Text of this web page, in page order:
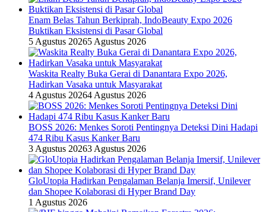
Enam Belas Tahun Berkiprah, IndoBeauty Expo 2026
Buktikan Eksistensi di Pasar Global
5 Agustus 20265 Agustus 2026
Waskita Realty Buka Gerai di Danantara Expo 2026,
Hadirkan Vasaka untuk Masyarakat
4 Agustus 20264 Agustus 2026
BOSS 2026: Menkes Soroti Pentingnya Deteksi Dini Hadapi
474 Ribu Kasus Kanker Baru
3 Agustus 20263 Agustus 2026
GloUtopia Hadirkan Pengalaman Belanja Imersif, Unilever
dan Shopee Kolaborasi di Hyper Brand Day
1 Agustus 2026